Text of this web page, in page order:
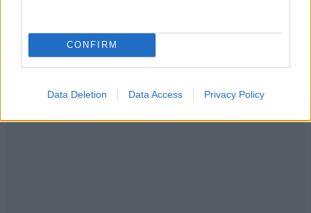
CONFIRM
Data Deletion Data Access Privacy Policy